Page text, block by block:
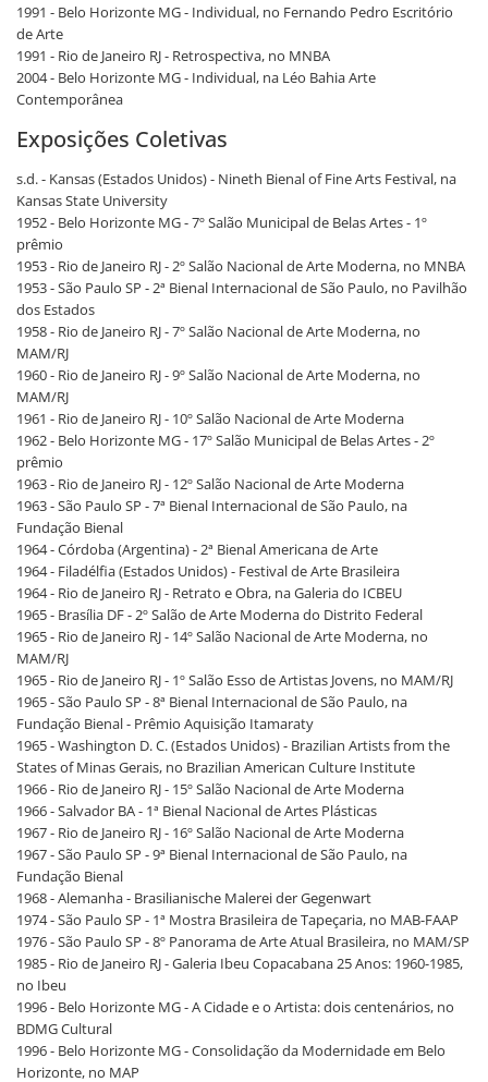
1991 - Belo Horizonte MG - Individual, no Fernando Pedro Escritório
de Arte
1991 - Rio de Janeiro RJ - Retrospectiva, no MNBA
2004 - Belo Horizonte MG - Individual, na Léo Bahia Arte
Contemporânea
Exposições Coletivas
s.d. - Kansas (Estados Unidos) - Nineth Bienal of Fine Arts Festival, na
Kansas State University
1952 - Belo Horizonte MG - 7º Salão Municipal de Belas Artes - 1º
prêmio
1953 - Rio de Janeiro RJ - 2º Salão Nacional de Arte Moderna, no MNBA
1953 - São Paulo SP - 2ª Bienal Internacional de São Paulo, no Pavilhão
dos Estados
1958 - Rio de Janeiro RJ - 7º Salão Nacional de Arte Moderna, no
MAM/RJ
1960 - Rio de Janeiro RJ - 9º Salão Nacional de Arte Moderna, no
MAM/RJ
1961 - Rio de Janeiro RJ - 10º Salão Nacional de Arte Moderna
1962 - Belo Horizonte MG - 17º Salão Municipal de Belas Artes - 2º
prêmio
1963 - Rio de Janeiro RJ - 12º Salão Nacional de Arte Moderna
1963 - São Paulo SP - 7ª Bienal Internacional de São Paulo, na
Fundação Bienal
1964 - Córdoba (Argentina) - 2ª Bienal Americana de Arte
1964 - Filadélfia (Estados Unidos) - Festival de Arte Brasileira
1964 - Rio de Janeiro RJ - Retrato e Obra, na Galeria do ICBEU
1965 - Brasília DF - 2º Salão de Arte Moderna do Distrito Federal
1965 - Rio de Janeiro RJ - 14º Salão Nacional de Arte Moderna, no
MAM/RJ
1965 - Rio de Janeiro RJ - 1º Salão Esso de Artistas Jovens, no MAM/RJ
1965 - São Paulo SP - 8ª Bienal Internacional de São Paulo, na
Fundação Bienal - Prêmio Aquisição Itamaraty
1965 - Washington D. C. (Estados Unidos) - Brazilian Artists from the
States of Minas Gerais, no Brazilian American Culture Institute
1966 - Rio de Janeiro RJ - 15º Salão Nacional de Arte Moderna
1966 - Salvador BA - 1ª Bienal Nacional de Artes Plásticas
1967 - Rio de Janeiro RJ - 16º Salão Nacional de Arte Moderna
1967 - São Paulo SP - 9ª Bienal Internacional de São Paulo, na
Fundação Bienal
1968 - Alemanha - Brasilianische Malerei der Gegenwart
1974 - São Paulo SP - 1ª Mostra Brasileira de Tapeçaria, no MAB-FAAP
1976 - São Paulo SP - 8º Panorama de Arte Atual Brasileira, no MAM/SP
1985 - Rio de Janeiro RJ - Galeria Ibeu Copacabana 25 Anos: 1960-1985,
no Ibeu
1996 - Belo Horizonte MG - A Cidade e o Artista: dois centenários, no
BDMG Cultural
1996 - Belo Horizonte MG - Consolidação da Modernidade em Belo
Horizonte, no MAP